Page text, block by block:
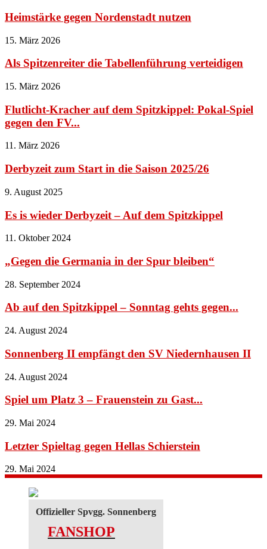
Heimstärke gegen Nordenstadt nutzen
15. März 2026
Als Spitzenreiter die Tabellenführung verteidigen
15. März 2026
Flutlicht-Kracher auf dem Spitzkippel: Pokal-Spiel
gegen den FV...
11. März 2026
Derbyzeit zum Start in die Saison 2025/26
9. August 2025
Es is wieder Derbyzeit – Auf dem Spitzkippel
11. Oktober 2024
„Gegen die Germania in der Spur bleiben“
28. September 2024
Ab auf den Spitzkippel – Sonntag gehts gegen...
24. August 2024
Sonnenberg II empfängt den SV Niedernhausen II
24. August 2024
Spiel um Platz 3 – Frauenstein zu Gast...
29. Mai 2024
Letzter Spieltag gegen Hellas Schierstein
29. Mai 2024
Offizieller Spvgg. Sonnenberg
FANSHOP